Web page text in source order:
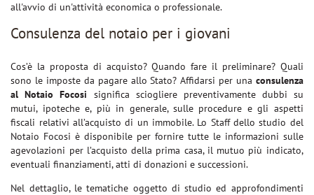
all'avvio di un'attività economica o professionale.
Consulenza del notaio per i giovani
Cos’è la proposta di acquisto? Quando fare il preliminare? Quali
sono le imposte da pagare allo Stato? Affidarsi per una consulenza
al Notaio Focosi significa sciogliere preventivamente dubbi su
mutui, ipoteche e, più in generale, sulle procedure e gli aspetti
fiscali relativi all’acquisto di un immobile. Lo Staff dello studio del
Notaio Focosi è disponibile per fornire tutte le informazioni sulle
agevolazioni per l’acquisto della prima casa, il mutuo più indicato,
eventuali finanziamenti, atti di donazioni e successioni.
Nel dettaglio, le tematiche oggetto di studio ed approfondimenti